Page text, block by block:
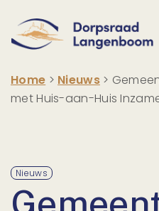
Home > Nieuws>
met Huis-aan-Huis
Nieuws